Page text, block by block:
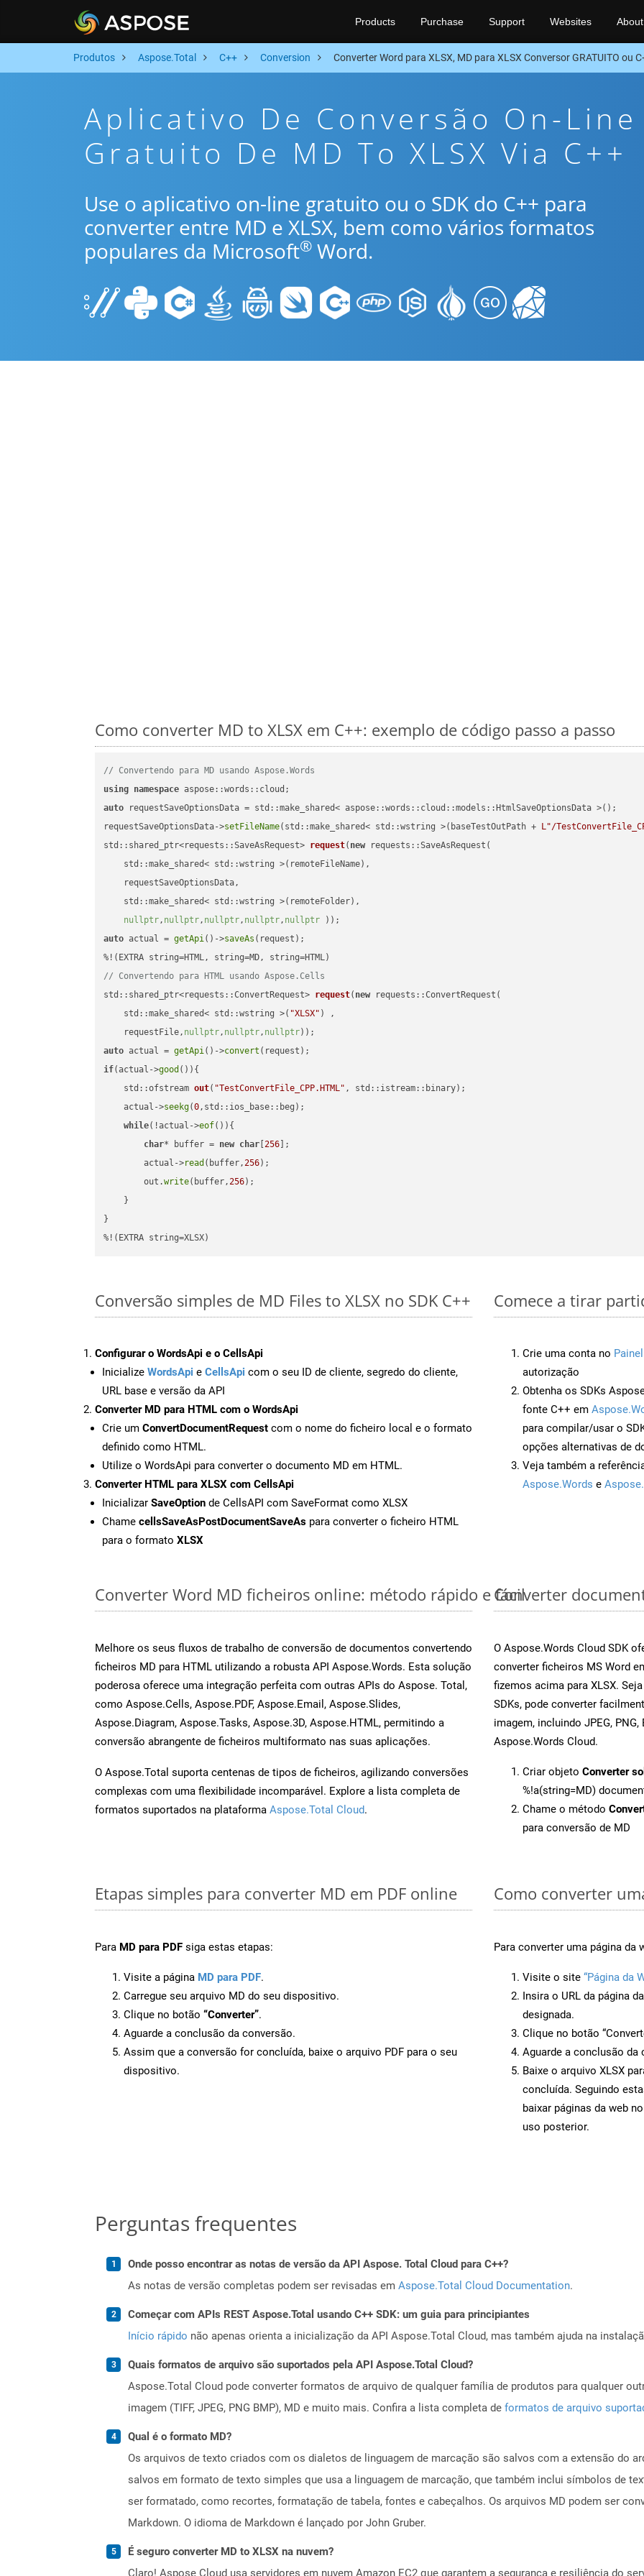
Products Purchase Support Websites About
Produtos Aspose.Total C++ Conversion Converter Word para XLSX, MD para XLSX Conversor GRATUITO ou
Aplicativo De Conversão On-Line
Gratuito De MD To XLSX Via C++
Use o aplicativo on-line gratuito ou o SDK do C++ para
converter entre MD e XLSX, bem como vários formatos
populares da Microsoft® Word.
Como converter MD to XLSX em C++: exemplo de código passo a passo
// Convertendo para MD usando Aspose.Words
using namespace
auto requestSaveOptionsData = std::make_shared< aspose::words::cloud::models::HtmlSaveOptionsData >();
requestSaveOptionsData->setFileName(std::make_shared< std::wstring >(baseTestOutPath + L"/
std::shared_ptr<requests::SaveAsRequest> request( new requests::SaveAsRequest(
    std::make_shared< std::wstring >(remoteFileName),
    requestSaveOptionsData,
    std::make_shared< std::wstring >(remoteFolder),
nullptr, nullptr, nullptr, nullptr, nullptr ))
auto actual = getApi()->saveAs (request);
// Convertendo para HTML usando Aspose.Cells
std::shared_ptr<requests::ConvertRequest> request( new requests::ConvertRequest(
    std::make_shared< std::wstring >(
"XLSX" ) ,
    requestFile,
nullptr, nullptr, nullptr))
auto actual = getApi()->convert
if(actual->good ()){
std::ofstream out( "TestConvertFile_CPP.HTML" , std::istream::binary) ;
    actual->
seekg(0,std::ios_base::beg);
while(!actual->eof()){
char* buffer = new char [256 ];
        actual->
read (buffer,256);
        out.
write(buffer,256);
    }
}
%!(EXTRA string=XLSX)
Conversão simples de MD Files to XLSX no SDK C++
Configurar o WordsApi e o CellsApi
Inicialize WordsApi e CellsApi com o seu ID de cliente, segredo do cliente,
URL base e versão da API
Converter MD para HTML com o WordsApi
Crie um ConvertDocumentRequest com o nome do ficheiro local e o formato
definido como HTML.
Utilize o WordsApi para converter o documento MD em HTML.
Converter HTML para XLSX com CellsApi
Inicializar SaveOption de CellsAPI com SaveFormat como XLSX
Chame cellsSaveAsPostDocumentSaveAs para converter o ficheiro HTML
para o formato XLSX
Comece a tirar
Crie uma conta no Painel
autorização
Obtenha os SDKs
fonte C++ em
para compilar/usar o
opções alternativas de
Veja também a
Aspose.Words e
Converter Word MD ficheiros online: método rápido e fácil
Melhore os seus fluxos de trabalho de conversão de documentos convertendo
ficheiros MD para HTML utilizando a robusta API Aspose.Words. Esta solução
poderosa oferece uma integração perfeita com outras APIs do Aspose. Total,
como Aspose.Cells, Aspose.PDF, Aspose.Email, Aspose.Slides,
Aspose.Diagram, Aspose.Tasks, Aspose.3D, Aspose.HTML, permitindo a
conversão abrangente de ficheiros multiformato nas suas aplicações.
O Aspose.Total suporta centenas de tipos de ficheiros, agilizando conversões
complexas com uma flexibilidade incomparável. Explore a lista completa de
formatos suportados na plataforma Aspose.Total Cloud.
Converter
O Aspose.Words Cloud SDK
converter ficheiros MS Word
fizemos acima para XLSX.
SDKs, pode converter
imagem, incluindo JPEG, PNG,
Aspose.Words Cloud.
Criar objeto Converter
%!a(string=MD)
Chame o método
para conversão de MD
Etapas simples para converter MD em PDF online
Para MD para PDF siga estas etapas:
Visite a página MD para PDF.
Carregue seu arquivo MD do seu dispositivo.
Clique no botão “Converter”.
Aguarde a conclusão da conversão.
Assim que a conversão for concluída, baixe o arquivo PDF para o seu
dispositivo.
Como converter
Para converter uma página da
Visite o site “Página da
Insira o URL da página
designada.
Clique no botão
Aguarde a conclusão da
Baixe o arquivo XLSX
concluída. Seguindo
baixar páginas da web
uso posterior.
Perguntas frequentes
Onde posso encontrar as notas de versão da API Aspose. Total Cloud para C++?
As notas de versão completas podem ser revisadas em Aspose.Total Cloud Documentation.
Começar com APIs REST Aspose.Total usando C++ SDK: um guia para principiantes
Início rápido não apenas orienta a inicialização da API Aspose.Total Cloud, mas também ajuda na
Quais formatos de arquivo são suportados pela API Aspose.Total Cloud?
Aspose.Total Cloud pode converter formatos de arquivo de qualquer família de produtos para qualquer
imagem (TIFF, JPEG, PNG BMP), MD e muito mais. Confira a lista completa de formatos de arquivo
Qual é o formato MD?
Os arquivos de texto criados com os dialetos de linguagem de marcação são salvos com a extensão do
salvos em formato de texto simples que usa a linguagem de marcação, que também inclui símbolos de
ser formatado, como recortes, formatação de tabela, fontes e cabeçalhos. Os arquivos MD podem ser
Markdown. O idioma de Markdown é lançado por John Gruber.
É seguro converter MD to XLSX na nuvem?
Claro! Aspose Cloud usa servidores em nuvem Amazon EC2 que garantem a segurança e resiliência do